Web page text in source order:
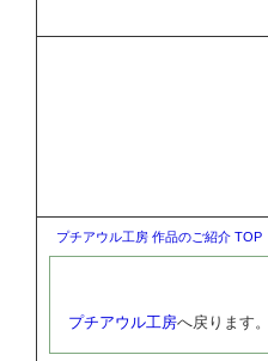
プチアウル工房 作品のご紹介 TOP
プチアウル工房へ戻ります。